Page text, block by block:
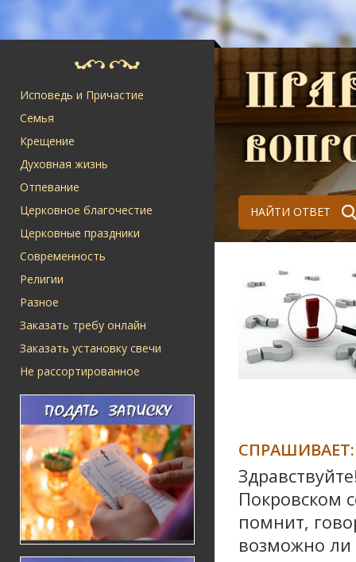
Исповедь и Причастие
Семья
Крещение
Духовная жизнь
Отпевание
Церковное благочестие
Церковные праздники
Современность
Религии
Разное
Заказать требу онлайн
Заказать установку свечи
Не рассортированное
НАЙТИ ОТВЕТ
СПРАШИВАЕТ:
Покровском
помнит,
возможно ли